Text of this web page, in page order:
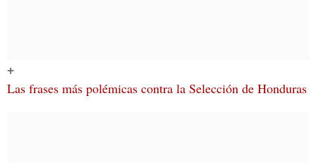
+
Las frases más polémicas contra la Selección de Honduras